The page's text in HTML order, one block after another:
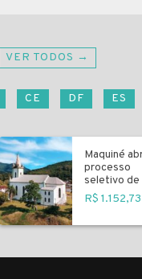
VER TODOS →
CE DF ES
Maquiné
processo
seletivo de
R$ 1.152,73